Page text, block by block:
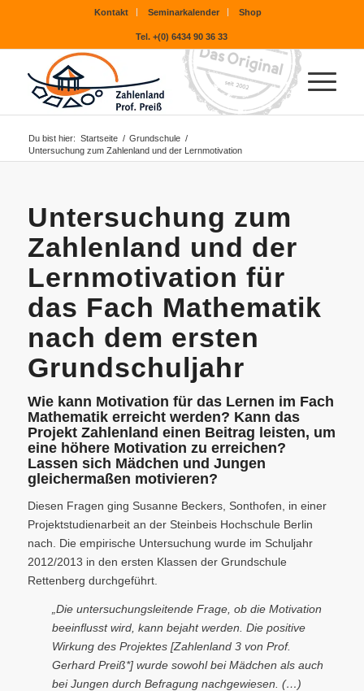
Kontakt Seminarkalender Shop
Tel. +(0) 6434 90 36 33
Du bist hier: Startseite / Grundschule /
Untersuchung zum Zahlenland und der Lernmotivation
Untersuchung zum
Zahlenland und der
Lernmotivation für
das Fach Mathematik
nach dem ersten
Grundschuljahr
Wie kann Motivation für das Lernen im Fach
Mathematik erreicht werden? Kann das
Projekt Zahlenland einen Beitrag leisten, um
eine höhere Motivation zu erreichen?
Lassen sich Mädchen und Jungen
gleichermaßen motivieren?
Diesen Fragen ging Susanne Beckers, Sonthofen, in einer
Projektstudienarbeit an der Steinbeis Hochschule Berlin
nach. Die empirische Untersuchung wurde im Schuljahr
2012/2013 in den ersten Klassen der Grundschule
Rettenberg durchgeführt.
„Die untersuchungsleitende Frage, ob die Motivation
beeinflusst wird, kann bejaht werden. Die positive
Wirkung des Projektes [Zahlenland 3 von Prof.
Gerhard Preiß*] wurde sowohl bei Mädchen als auch
bei Jungen durch Befragung nachgewiesen. (…)